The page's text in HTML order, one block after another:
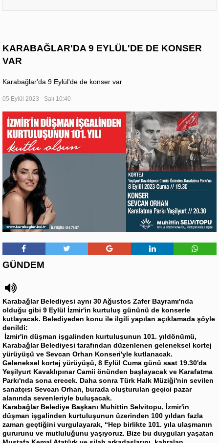
KARABAĞLAR'DA 9 EYLÜL'DE DE KONSER
VAR
Karabağlar'da 9 Eylül'de de konser var
05 Eylül 2023 - Salı 10:40
GÜNDEM
Karabağlar Belediyesi aynı 30 Ağustos Zafer Bayramı'nda
olduğu gibi 9 Eylül İzmir'in kurtuluş gününü de konserle
kutlayacak. Belediyeden konu ile ilgili yapılan açıklamada şöyle
denildi:
İzmir'in düşman işgalinden kurtuluşunun 101. yıldönümü,
Karabağlar Belediyesi tarafından düzenlenen geleneksel kortej
yürüyüşü ve Sevcan Orhan Konseri'yle kutlanacak.
Geleneksel kortej yürüyüşü, 8 Eylül Cuma günü saat 19.30'da
Yeşilyurt Kavaklıpınar Camii önünden başlayacak ve Karafatma
Parkı'nda sona erecek. Daha sonra Türk Halk Müziği'nin sevilen
sanatçısı Sevcan Orhan, burada oluşturulan geçici pazar
alanında sevenleriyle buluşacak.
Karabağlar Belediye Başkanı Muhittin Selvitopu, İzmir'in
düşman işgalinden kurtuluşunun üzerinden 100 yıldan fazla
zaman geçtiğini vurgulayarak, “Hep birlikte 101. yıla ulaşmanın
gururunu ve mutluluğunu yaşıyoruz. Bize bu duyguları yaşatan